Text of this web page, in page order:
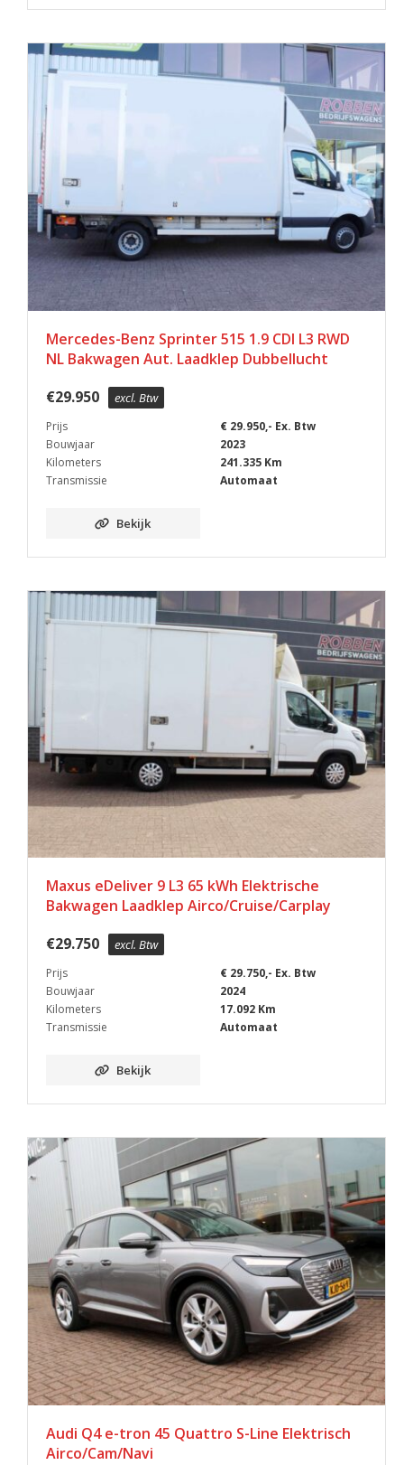
Mercedes-Benz Sprinter 515 1.9 CDI L3 RWD
NL Bakwagen Aut. Laadklep Dubbellucht
€29.950 excl. Btw
Prijs
€ 29.950,- Ex. Btw
Bouwjaar
2023
Kilometers
241.335 Km
Transmissie
Automaat
Bekijk
Maxus eDeliver 9 L3 65 kWh Elektrische
Bakwagen Laadklep Airco/Cruise/Carplay
€29.750 excl. Btw
Prijs
€ 29.750,- Ex. Btw
Bouwjaar
2024
Kilometers
17.092 Km
Transmissie
Automaat
Bekijk
Audi Q4 e-tron 45 Quattro S-Line Elektrisch
Airco/Cam/Navi